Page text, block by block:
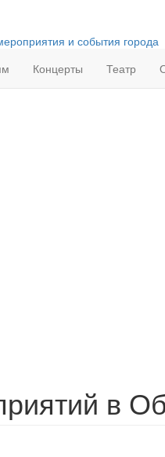
и события города
Концерты Театр
в